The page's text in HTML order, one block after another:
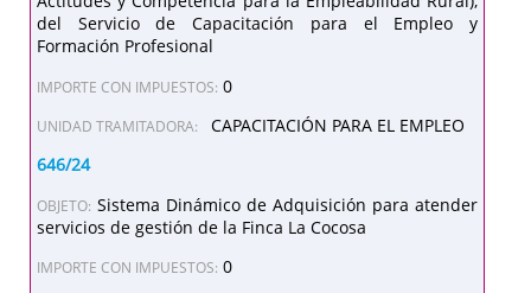
del Servicio de Capacitación para el Empleo y
Formación Profesional
IMPORTE CON IMPUESTOS: 0
UNIDAD TRAMITADORA:
CAPACITACIÓN PARA EL EMPLEO
646/24
OBJETO: Sistema Dinámico de Adquisición para atender
servicios de gestión de la Finca La Cocosa
IMPORTE CON IMPUESTOS: 0